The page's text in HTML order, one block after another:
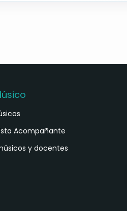
Acompañante
y docentes